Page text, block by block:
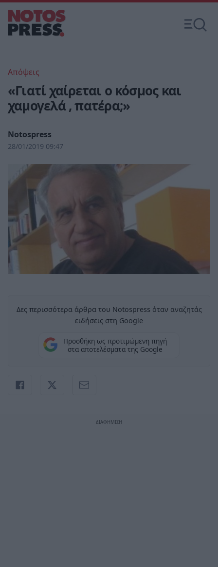
Απόψεις
«Γιατί χαίρεται ο κόσμος και
χαμογελά , πατέρα;»
Notospress
28/01/2019 09:47
Δες περισσότερα άρθρα του Notospress όταν αναζητάς
ειδήσεις στη Google
Προσθήκη ως προτιμώμενη πηγή
στα αποτελέσματα της Google